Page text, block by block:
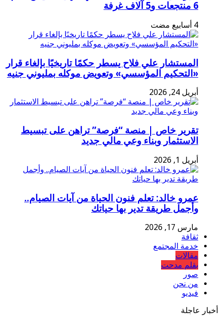
6 منتجعات و5 آلاف غرفة
المستشار علي فلاح يسطر حكمًا تاريخيًا بإلغاء قرار
«التحكيم المؤسسي» وتعويض موكله بمليوني جنيه
أبريل 24, 2026
تقرير خاص | منصة “فرصة” تراهن على تبسيط
الاستثمار وبناء وعي مالي جديد
أبريل 1, 2026
عمرو خالد: تعلم فنون الحياة من آيات الصيام..
وأجمل طريقة تدير بها حياتك
مارس 17, 2026
ثقافة
خدمة المجتمع
مقالات
بقلم مدحت
صور
من نحن
فيديو
أخبار عاجلة